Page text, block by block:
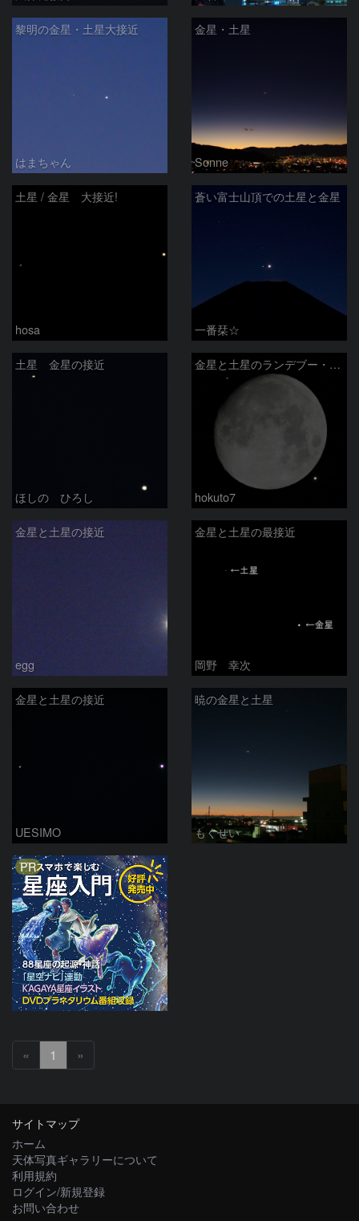
黎明の金星・土星大接近
はまちゃん
金星・土星
Sonne
土星 / 金星 大接近!
hosa
蒼い富士山頂での土星と金星
一番栞☆
土星 金星の接近
ほしの ひろし
金星と土星のランデブー・・＋月？
hokuto7
金星と土星の接近
egg
金星と土星の最接近
岡野 幸次
金星と土星の接近
UESIMO
暁の金星と土星
もくせい
PR
« 1 »
サイトマップ
ホーム
天体写真ギャラリーについて
利用規約
ログイン/新規登録
お問い合わせ